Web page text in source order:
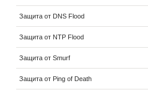
Защита от DNS Flood
Защита от NTP Flood
Защита от Smurf
Защита от Ping of Death